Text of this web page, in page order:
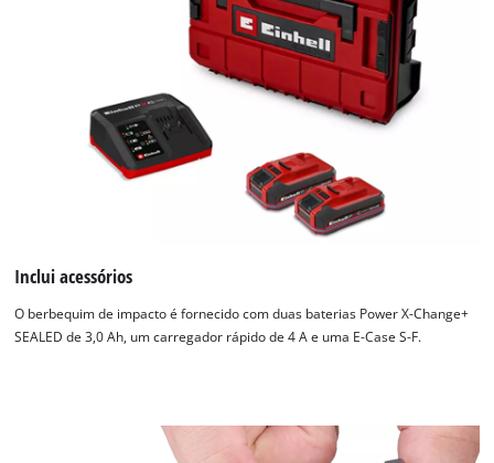
Inclui acessórios
O berbequim de impacto é fornecido com duas baterias Power X-Change+
SEALED de 3,0 Ah, um carregador rápido de 4 A e uma E-Case S-F.